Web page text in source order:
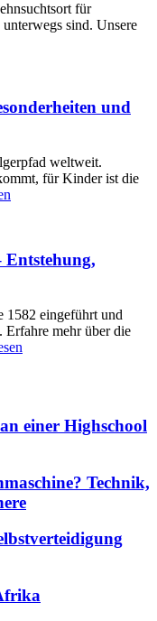
für
sind. Unsere
und
weltweit.
für Kinder ist die
Entstehung,
1582 eingeführt und
Erfahre mehr über die
einer Highschool
Technik,